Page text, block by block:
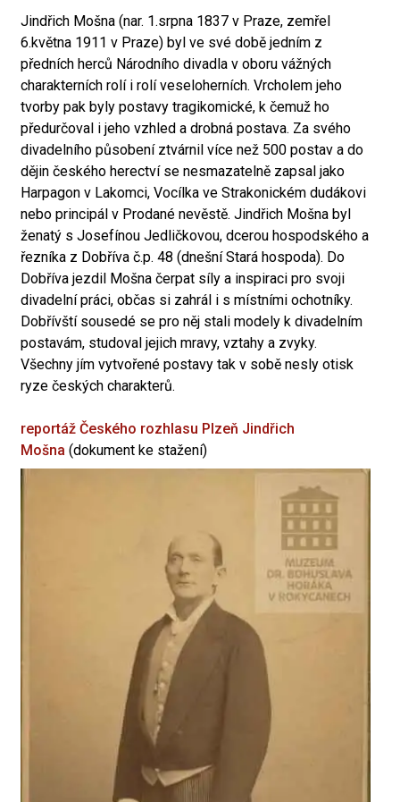
Jindřich Mošna (nar. 1.srpna 1837 v Praze, zemřel
6.května 1911 v Praze) byl ve své době jedním z
předních herců Národního divadla v oboru vážných
charakterních rolí i rolí veseloherních. Vrcholem jeho
tvorby pak byly postavy tragikomické, k čemuž ho
předurčoval i jeho vzhled a drobná postava. Za svého
divadelního působení ztvárnil více než 500 postav a do
dějin českého herectví se nesmazatelně zapsal jako
Harpagon v Lakomci, Vocílka ve Strakonickém dudákovi
nebo principál v Prodané nevěstě. Jindřich Mošna byl
ženatý s Josefínou Jedličkovou, dcerou hospodského a
řezníka z Dobříva č.p. 48 (dnešní Stará hospoda). Do
Dobříva jezdil Mošna čerpat síly a inspiraci pro svoji
divadelní práci, občas si zahrál i s místními ochotníky.
Dobřívští sousedé se pro něj stali modely k divadelním
postavám, studoval jejich mravy, vztahy a zvyky.
Všechny jím vytvořené postavy tak v sobě nesly otisk
ryze českých charakterů.
reportáž Českého rozhlasu Plzeň Jindřich
Mošna (dokument ke stažení)